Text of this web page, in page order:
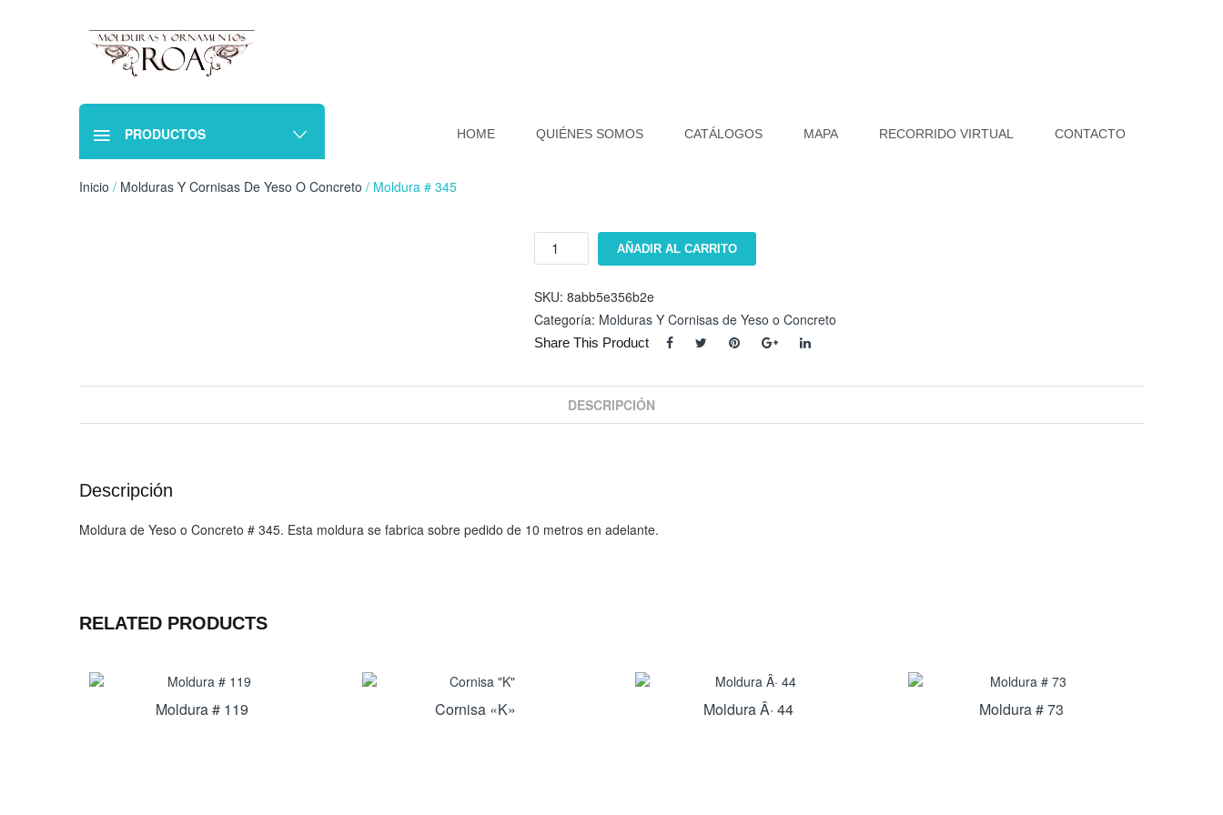
PRODUCTOS HOME QUIÉNES SOMOS CATÁLOGOS MAPA RECORRIDO VIRTUAL CONTACTO
Inicio / Molduras Y Cornisas De Yeso O Concreto / Moldura # 345
Moldura
cantidad
AÑADIR AL CARRITO
SKU: 8abb5e356b2e
Categoría: Molduras Y Cornisas de Yeso o Concreto
Share This Product
DESCRIPCIÓN
Descripción
Moldura de Yeso o Concreto # 345. Esta moldura se fabrica sobre pedido de 10 metros en adelante.
RELATED PRODUCTS
Moldura # 119 Cornisa «K» Moldura Â· 44 Moldura # 73